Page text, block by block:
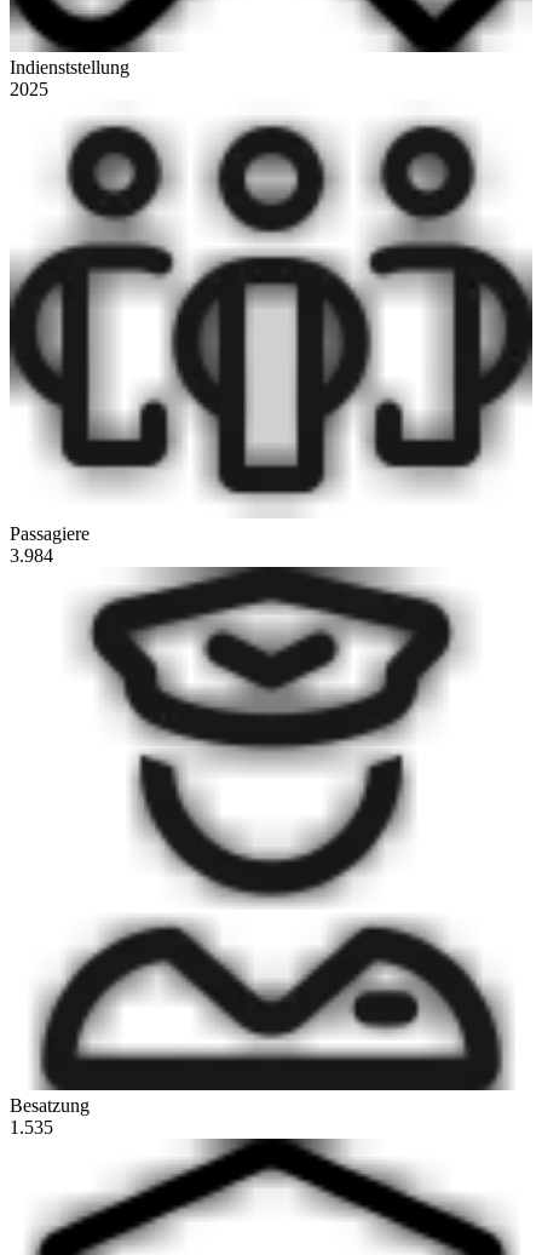
Indienststellung
2025
Passagiere
3.984
Besatzung
1.535